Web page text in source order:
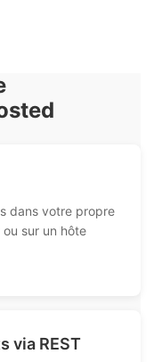
dans votre propre
ou sur un hôte
via REST